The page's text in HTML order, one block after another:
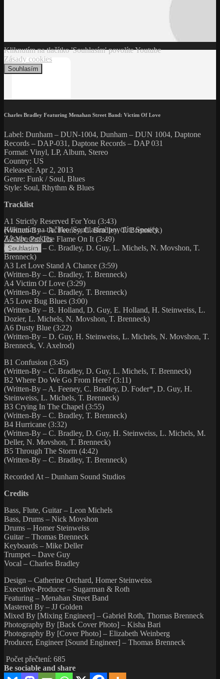
Kliknutím na tlačítko 'Souhlasím' povolíte Youtube
Zásady cookies
Souhlasím
Kliknutím na tlačítko 'Souhlasím' povolíte Spotify
Zásady cookies
Souhlasím
Charles Bradley Featuring Menahan Street Band: Victim Of Love
Label: Dunham – DUN-1004, Dunham – DUN 1004, Daptone
Records – DAP-031, Daptone Records – DAP 031
Format: Vinyl, LP, Album, Stereo
Country: US
Released: Apr 2, 2013
Genre: Funk / Soul, Blues
Style: Soul, Rhythm & Blues
Tracklist
A1 Strictly Reserved For You (3:43)
(Written-By – A. Feeney, C. Bradley, T. Brenneck)
A2 You Put The Flame On It (3:49)
(Written-By – C. Bradley, D. Guy, L. Michels, N. Movshon, T.
Brenneck)
A3 Let Love Stand A Chance (3:59)
(Written-By – C. Bradley, T. Brenneck)
A4 Victim Of Love (3:29)
(Written-By – C. Bradley, T. Brenneck)
A5 Love Bug Blues (3:00)
(Written-By – B. Holland, D. Guy, E. Holland, H. Steinweiss, L.
Dozier, L. Michels, N. Movshon, T. Brenneck)
A6 Dusty Blue (3:22)
(Written-By – D. Guy, H. Steinweiss, L. Michels, N. Movshon, T.
Brenneck, V. Axelrod)
B1 Confusion (3:45)
(Written-By – C. Bradley, D. Guy, L. Michels, T. Brenneck)
B2 Where Do We Go From Here? (3:11)
(Written-By – A. Feeney, C. Bradley, D. Foder*, D. Guy, H.
Steinweiss, L. Michels, T. Brenneck)
B3 Crying In The Chapel (3:55)
(Written-By – C. Bradley, T. Brenneck)
B4 Hurricane (3:32)
(Written-By – C. Bradley, D. Guy, H. Steinweiss, L. Michels, M.
Deller, N. Movshon, T. Brenneck)
B5 Through The Storm (4:42)
(Written-By – C. Bradley, T. Brenneck)
Recorded At – Dunham Sound Studios
Credits
Bass, Flute, Guitar – Leon Michels
Bass, Drums – Nick Movshon
Drums – Homer Steinweiss
Guitar – Thomas Brenneck
Keyboards – Mike Deller
Trumpet – Dave Guy
Vocal – Charles Bradley
Design – Catherine Orchard, Homer Steinweiss
Executive-Producer – Sugarman & Roth
Featuring – Menahan Street Band
Mastered By – JJ Golden
Mixed By [Mixing Engineer] – Gabriel Roth, Thomas Brenneck
Photography By [Back Cover Photo] – Kisha Bari
Photography By [Cover Photo] – Elizabeth Weinberg
Producer, Engineer [Sound Engineer] – Thomas Brenneck
Počet přečtení: 685
Be sociable and share